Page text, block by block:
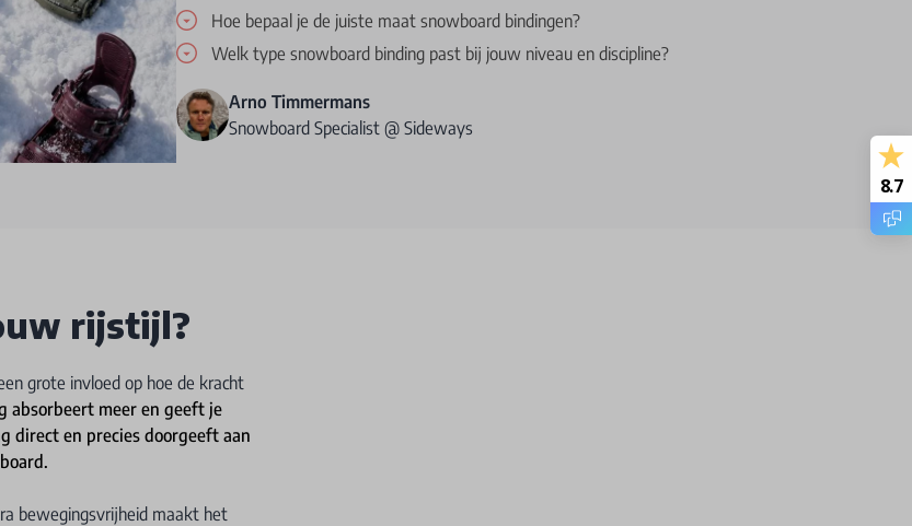
Hoe bepaal je de juiste maat snowboard bindingen?
Welk type snowboard binding past bij jouw niveau en discipline?
Arno Timmermans
Snowboard Specialist @ Sideways
rijstijl?
grote invloed op hoe de kracht
absorbeert meer en geeft je
direct en precies doorgeeft aan
bewegingsvrijheid maakt het
8.7